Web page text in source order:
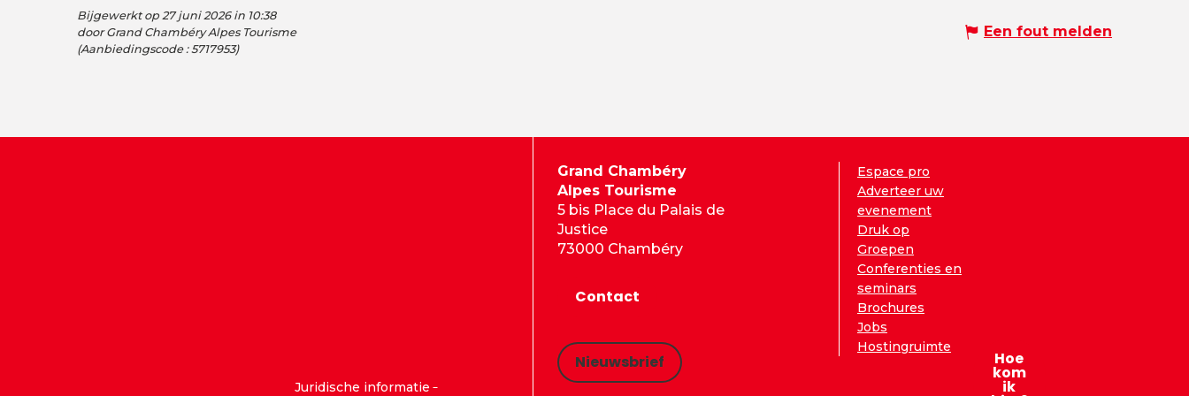
Bijgewerkt op 27 juni 2026 in 10:38
door Grand Chambéry Alpes Tourisme
(Aanbiedingscode :5717953)
Een fout melden
Juridische informatie
Grand Chambéry
Alpes Tourisme
5 bis Place du Palais de
Justice
73000 Chambéry
Contact
Nieuwsbrief
Espace pro
Adverteer uw
evenement
Druk op
Groepen
Conferenties en
seminars
Brochures
Jobs
Hostingruimte
Hoe
kom
ik